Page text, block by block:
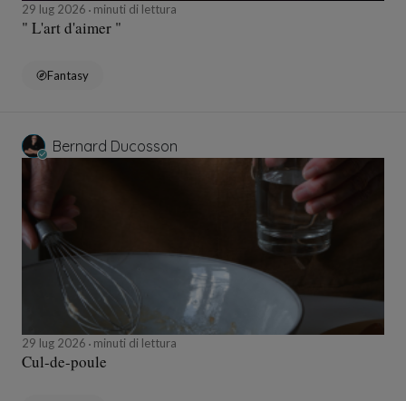
29 lug 2026 minuti di lettura
" L'art d'aimer "
Fantasy
Bernard Ducosson
29 lug 2026 minuti di lettura
Cul-de-poule